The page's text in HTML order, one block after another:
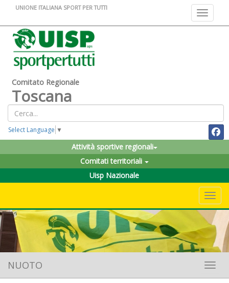
Toggle
UNIONE ITALIANA SPORT PER TUTTI
Comitato Regionale
Toscana
Select Language ▼
Attività sportive regionali
Comitati territoriali
Uisp Nazionale
NUOTO